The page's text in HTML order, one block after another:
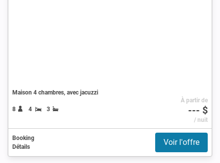
Maison 4 chambres, avec jacuzzi
8 4 3
À partir de
--- $
/ nuit
Booking
Détails
Voir l'offre